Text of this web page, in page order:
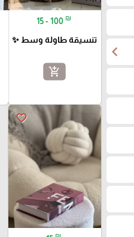
chevron_left
15 - 100 ₪
تنسيقة طاولة وسط ✨
add_shopping_cart
favorite_border